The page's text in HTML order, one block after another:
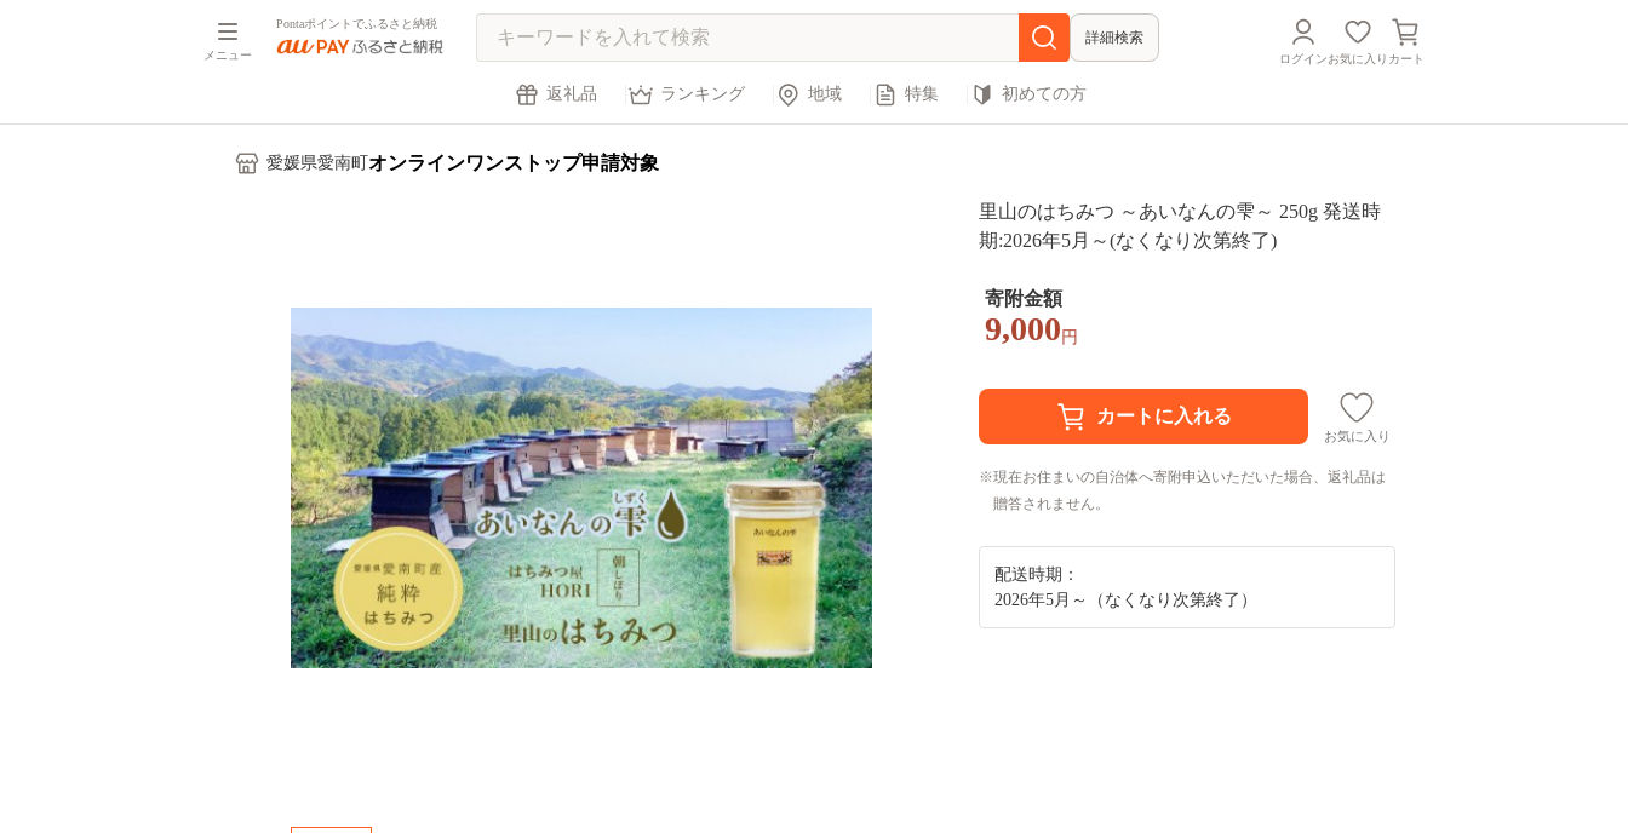
メニュー
Pontaポイントでふるさと納税
詳細検索
ログインお気に入り カート
返礼品 ランキング 地域 特集 初めての方
愛媛県愛南町 オンラインワンストップ申請対象
里山のはちみつ ～あいなんの雫～ 250g 発送時
期:2026年5月～(なくなり次第終了)
寄附金額
9,000 円
お気に入り
現在お住まいの自治体へ寄附申込いただいた場合、返礼品は
贈答されません。
配送時期：
2026年5月～（なくなり次第終了）